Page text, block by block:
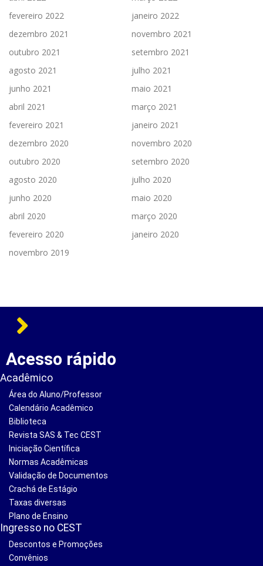
fevereiro 2022
janeiro 2022
dezembro 2021
novembro 2021
outubro 2021
setembro 2021
agosto 2021
julho 2021
junho 2021
maio 2021
abril 2021
março 2021
fevereiro 2021
janeiro 2021
dezembro 2020
novembro 2020
outubro 2020
setembro 2020
agosto 2020
julho 2020
junho 2020
maio 2020
abril 2020
março 2020
fevereiro 2020
janeiro 2020
novembro 2019
Acesso rápido
Acadêmico
Área do Aluno/Professor
Calendário Acadêmico
Biblioteca
Revista SAS & Tec CEST
Iniciação Científica
Normas Acadêmicas
Validação de Documentos
Crachá de Estágio
Taxas diversas
Plano de Ensino
Ingresso no CEST
Descontos e Promoções
Convênios